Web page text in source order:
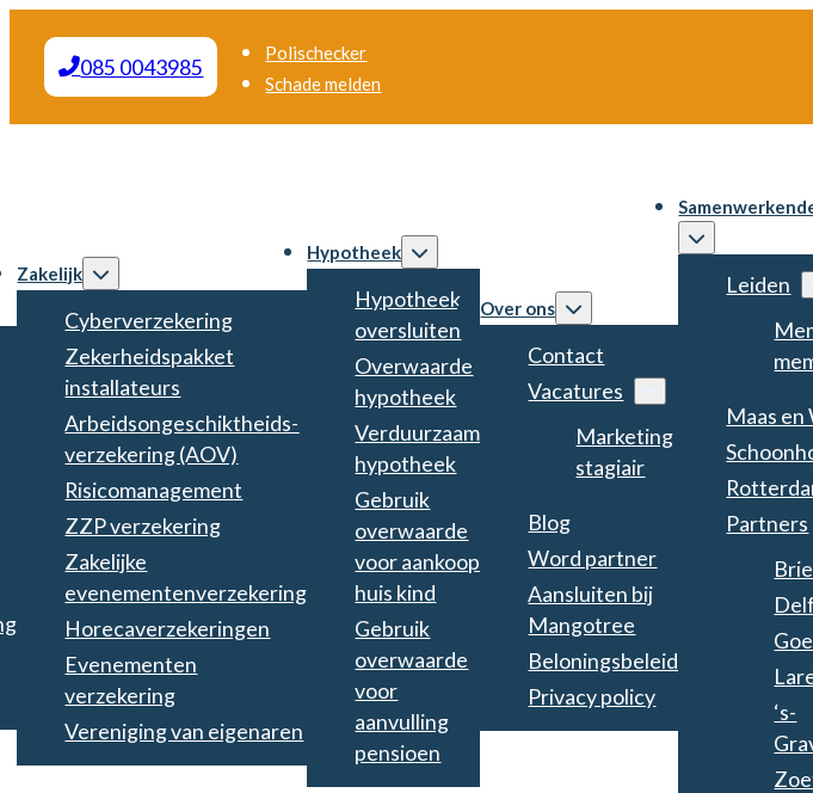
085 0043985
Polischecker
Schade melden
Zakelijk
Cyberverzekering
Zekerheidspakket
installateurs
Arbeidsongeschiktheids­
verzekering (AOV)
Risicomanagement
ZZP verzekering
Zakelijke
evenementenverzekering
Horecaverzekeringen
Evenementen
verzekering
Vereniging van eigenaren
Hypotheek
Hypotheek
oversluiten
Overwaarde
hypotheek
Verduurzaam
hypotheek
Gebruik
overwaarde
voor aankoop
huis kind
Gebruik
overwaarde
voor
aanvulling
pensioen
Over ons
Contact
Vacatures
Marketing
stagiair
Blog
Word partner
Aansluiten bij
Mangotree
Beloningsbeleid
Privacy policy
Leiden
Maas en
Partners
‘s-